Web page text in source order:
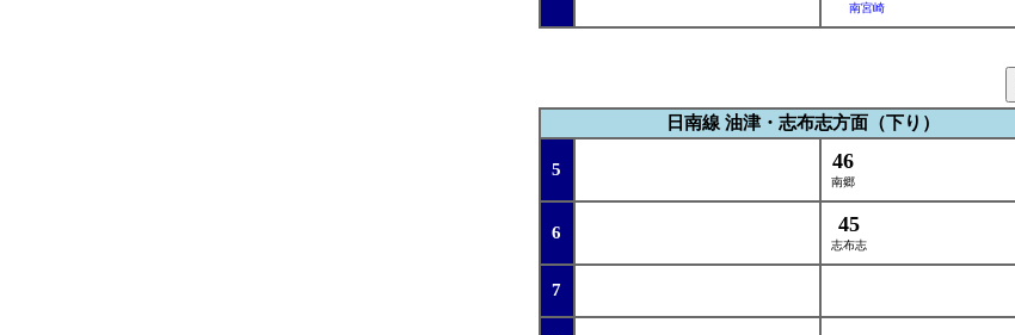
南宮崎
日南線 油津・志布志方面（下り）
5 46
南郷
6 45
志布志
7